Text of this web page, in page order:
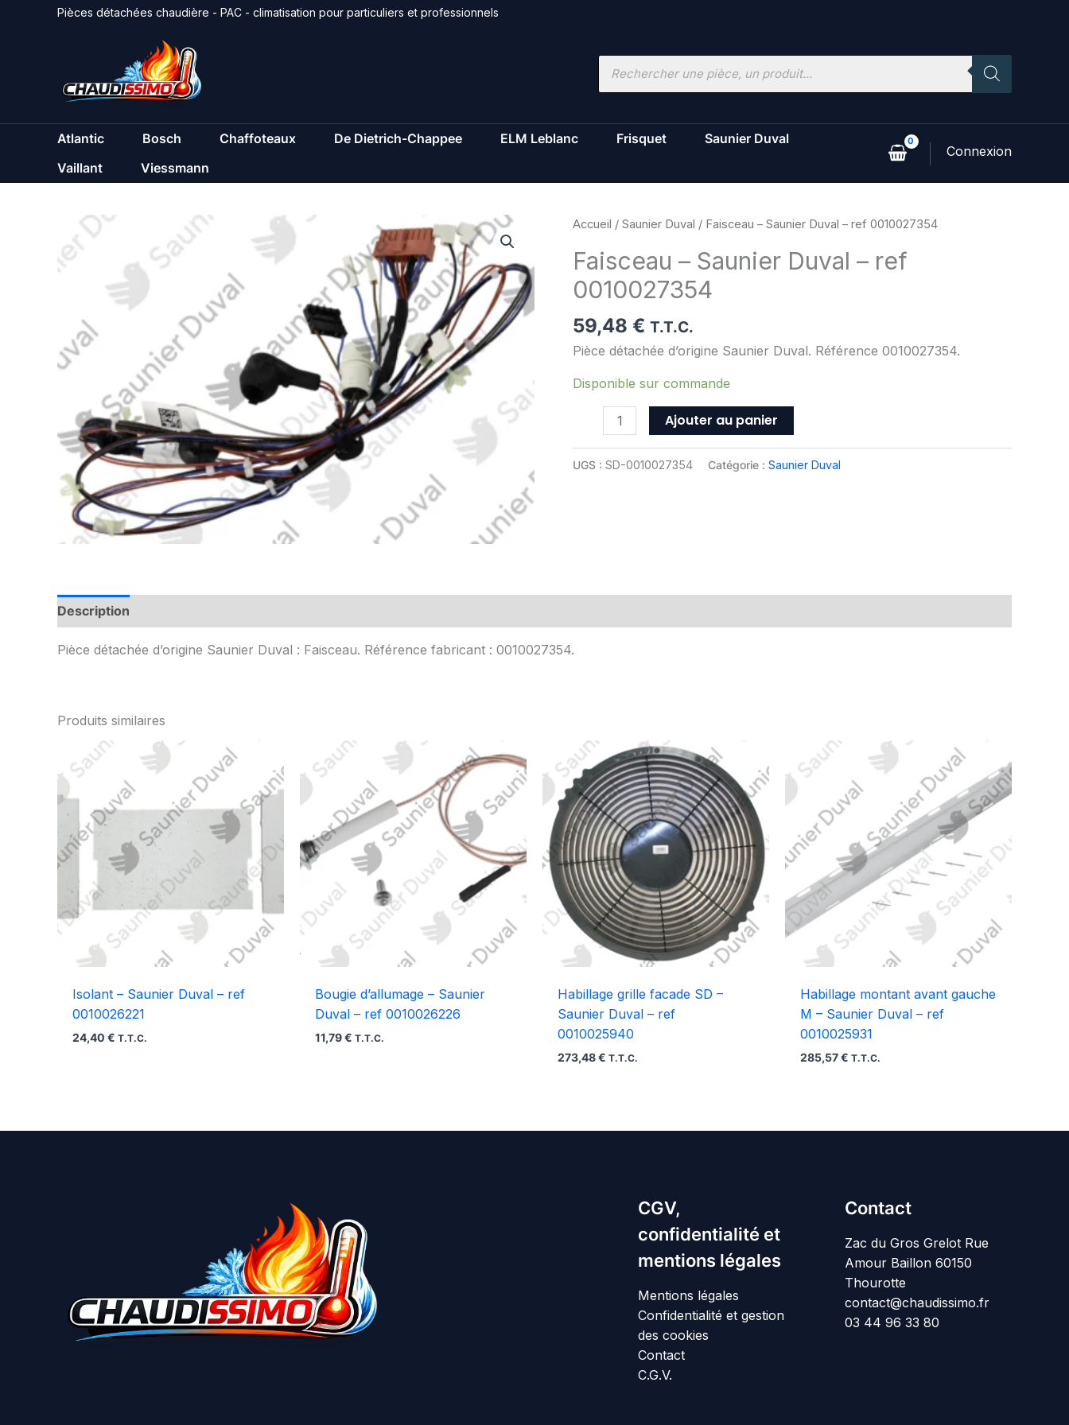
Pièces détachées chaudière - PAC - climatisation pour particuliers et professionnels
Recherche
Atlantic Bosch Chaffoteaux De Dietrich-Chappee ELM Leblanc Frisquet
Saunier Duval
Vaillant
Viessmann
Accueil / Saunier Duval / Faisceau – Saunier Duval – ref 0010027354
Faisceau – Saunier Duval – ref
0010027354
59,48 € T.T.C.
Pièce détachée d’origine Saunier Duval. Référence 0010027354.
Disponible sur commande
quantité
Faisceau
-
Saunier
Duval
-
0010027354
Ajouter au panier
UGS : SD-0010027354 Catégorie : Saunier Duval
Description
Pièce détachée d’origine Saunier Duval : Faisceau. Référence fabricant : 0010027354.
Produits similaires
Isolant – Saunier Duval – ref
0010026221
24,40€ T.T.C.
Bougie d’allumage – Saunier
Duval – ref 0010026226
11,79€ T.T.C.
Habillage grille facade SD –
Saunier Duval – ref
0010025940
273,48€ T.T.C.
Habillage montant avant gauche
M – Saunier Duval – ref
0010025931
285,57€ T.T.C.
CGV,
confidentialité et
mentions légales
Mentions légales
Confidentialité et gestion
des cookies
Contact
C.G.V.
Contact
Zac du Gros Grelot Rue
Amour Baillon 60150
Thourotte
contact@chaudissimo.fr
03 44 96 33 80